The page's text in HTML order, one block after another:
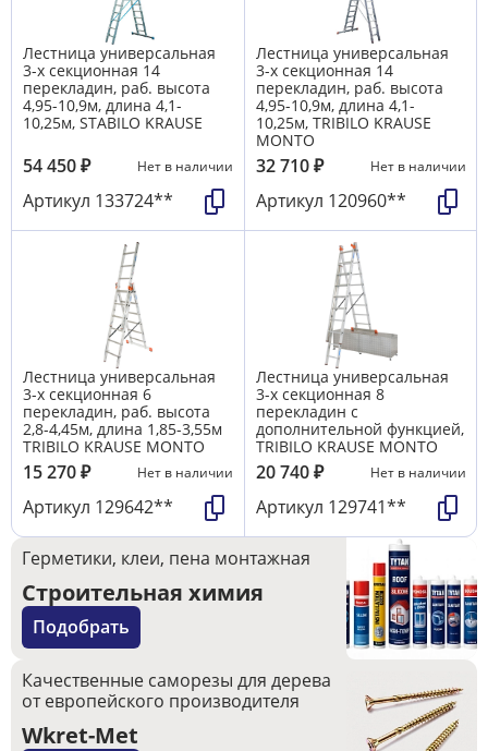
Лестница универсальная
3-х секционная 14
перекладин, раб. высота
4,95-10,9м, длина 4,1-
10,25м, STABILO KRAUSE
54 450₽ Нет в наличии
Артикул 133724**
Лестница универсальная
3-х секционная 14
перекладин, раб. высота
4,95-10,9м, длина 4,1-
10,25м, TRIBILO KRAUSE
MONTO
32 710₽ Нет в наличии
Артикул 120960**
Лестница универсальная
3-х секционная 6
перекладин, раб. высота
2,8-4,45м, длина 1,85-3,55м
TRIBILO KRAUSE MONTO
15 270₽ Нет в наличии
Артикул 129642**
Лестница универсальная
3-х секционная 8
перекладин с
дополнительной функцией,
TRIBILO KRAUSE MONTO
20 740₽ Нет в наличии
Артикул 129741**
Герметики, клеи, пена монтажная
Строительная химия
Подобрать
Качественные саморезы для дерева
от европейского производителя
Wkret-Met